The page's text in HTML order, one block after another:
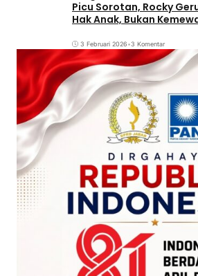
Picu Sorotan, Rocky
Hak Anak, Bukan
3 Februari 2026•3 Komentar